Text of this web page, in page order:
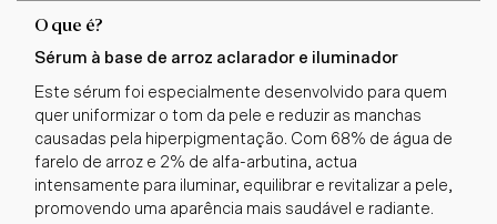
O que é?
Sérum à base de arroz aclarador e iluminador
Este sérum foi especialmente desenvolvido para quem
quer uniformizar o tom da pele e reduzir as manchas
causadas pela hiperpigmentação. Com 68% de água de
farelo de arroz e 2% de alfa-arbutina, actua
intensamente para iluminar, equilibrar e revitalizar a pele,
promovendo uma aparência mais saudável e radiante.